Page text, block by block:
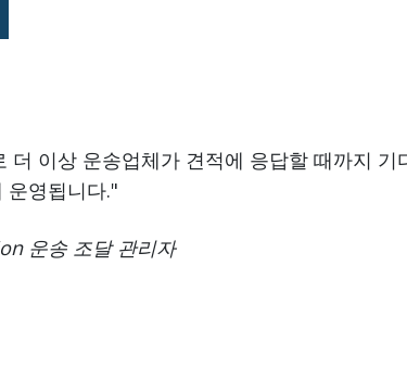
이상 운송업체가 견적에 응답할 때까지 기
운영됩니다."
운송 조달 관리자